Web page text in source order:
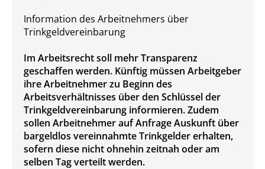
Information des Arbeitnehmers über
Trinkgeldvereinbarung
Im Arbeitsrecht soll mehr Transparenz
geschaffen werden. Künftig müssen Arbeitgeber
ihre Arbeitnehmer zu Beginn des
Arbeitsverhältnisses über den Schlüssel der
Trinkgeldvereinbarung informieren. Zudem
sollen Arbeitnehmer auf Anfrage Auskunft über
bargeldlos vereinnahmte Trinkgelder erhalten,
sofern diese nicht ohnehin zeitnah oder am
selben Tag verteilt werden.